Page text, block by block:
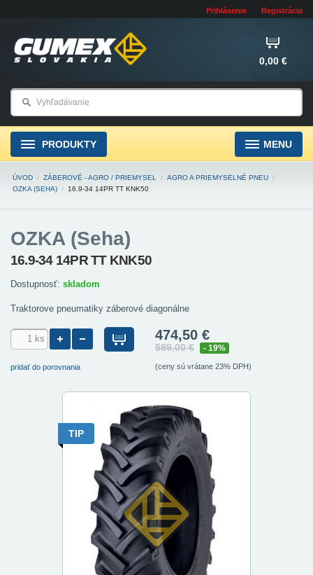
Prihlásenie Registrácia
0,00 €
PRODUKTY MENU
ÚVOD / ZÁBEROVÉ - AGRO / PRIEMYSEL / AGRO A PRIEMYSELNÉ PNEU /
OZKA (SEHA) / 16.9-34 14PR TT KNK50
OZKA (Seha)
16.9-34 14PR TT KNK50
Dostupnosť: skladom
Traktorove pneumatiky záberové diagonálne
pridať do porovnania
474,50 €
589,00 € - 19%
(ceny sú vrátane 23% DPH)
TIP